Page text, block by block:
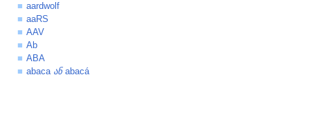
aardwolf
aaRS
AAV
Ab
ABA
abaca ანabacá